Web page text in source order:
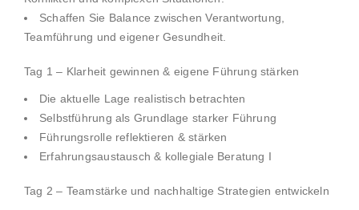
Schaffen Sie Balance zwischen Verantwortung,
Teamführung und eigener Gesundheit.
Tag 1 – Klarheit gewinnen & eigene Führung stärken
Die aktuelle Lage realistisch betrachten
Selbstführung als Grundlage starker Führung
Führungsrolle reflektieren & stärken
Erfahrungsaustausch & kollegiale Beratung I
Tag 2 – Teamstärke und nachhaltige Strategien entwickeln